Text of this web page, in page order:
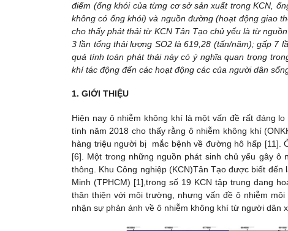
điểm (ống khói của từng cơ sở sản xuất trong KCN,
không có ống khói) và nguồn đường (hoạt động giao
cho thấy phát thải từ KCN Tân Tạo chủ yếu là từ
3 lần tổng thải lượng SO2 là 619,28 (tấn/năm); gấp 7
quả tính toán phát thải này có ý nghĩa quan trọng
khí tác động đến các hoạt động các của người dân
1. GIỚI THIỆU
Hiện nay ô nhiễm không khí là một vấn đề rất đáng
tính năm 2018 cho thấy rằng ô nhiễm không khí
hàng triệu người bị mắc bệnh về đường hô hấp [11].
[6]. Một trong những nguồn phát sinh chủ yếu gây ô
thông. Khu Công nghiệp (KCN)Tân Tạo được biết
Minh (TPHCM) [1],trong số 19 KCN tập trung đang
thân thiện với môi trường, nhưng vấn đề ô nhiễm
nhận sự phản ánh về ô nhiễm không khí từ người dân